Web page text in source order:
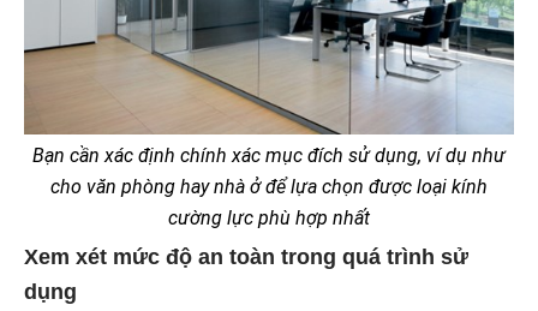
Bạn cần xác định chính xác mục đích sử dụng, ví dụ như
cho văn phòng hay nhà ở để lựa chọn được loại kính
cường lực phù hợp nhất
Xem xét mức độ an toàn trong quá trình sử
dụng